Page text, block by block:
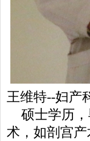
王维特--妇产
硕士学历，
术，如剖宫